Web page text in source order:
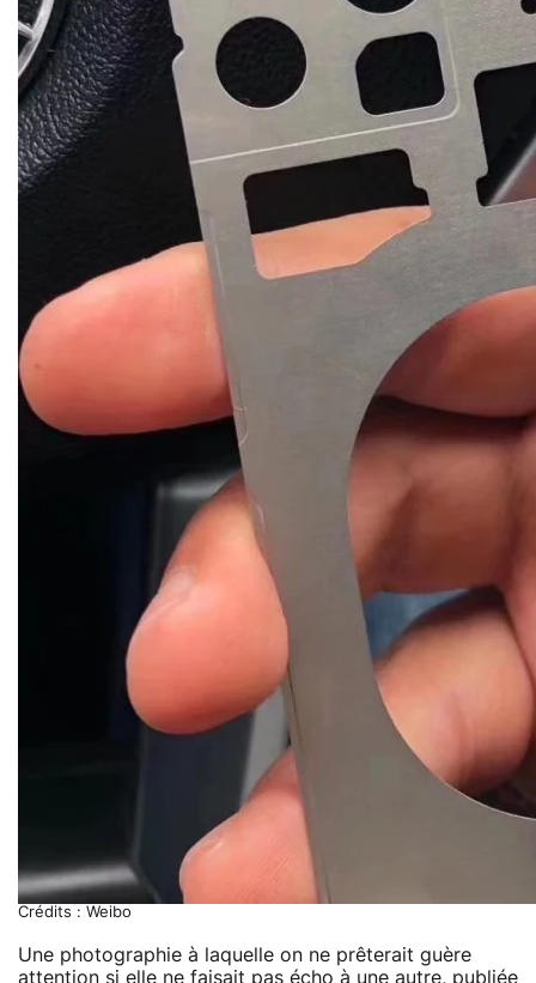
Crédits : Weibo
Une photographie à laquelle on ne prêterait guère
attention si elle ne faisait pas écho à une autre, publiée